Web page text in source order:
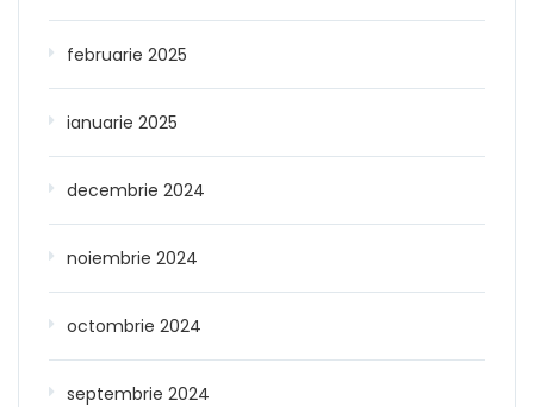
februarie 2025
ianuarie 2025
decembrie 2024
noiembrie 2024
octombrie 2024
septembrie 2024